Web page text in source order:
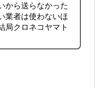
から送らなかった
業者は使わないほ
局クロネコヤマト